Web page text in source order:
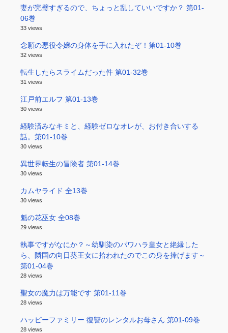
妻が完璧すぎるので、ちょっと乱していいですか？ 第01-
06巻
33 views
念願の悪役令嬢の身体を手に入れたぞ！第01-10巻
32 views
転生したらスライムだった件 第01-32巻
31 views
江戸前エルフ 第01-13巻
30 views
経験済みなキミと、経験ゼロなオレが、お付き合いする
話。第01-10巻
30 views
異世界転生の冒険者 第01-14巻
30 views
カムヤライド 全13巻
30 views
魁の花巫女 全08巻
29 views
執事ですがなにか？～幼馴染のパワハラ皇女と絶縁した
ら、隣国の向日葵王女に拾われたのでこの身を捧げます～
第01-04巻
28 views
聖女の魔力は万能です 第01-11巻
28 views
ハッピーファミリー 復讐のレンタルお母さん 第01-09巻
28 views